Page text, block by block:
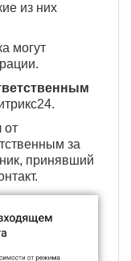
из них
могут
от
за
принявший